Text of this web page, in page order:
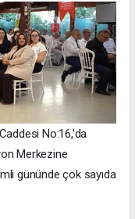
No:16,’da
Merkezine
gününde çok sayıda